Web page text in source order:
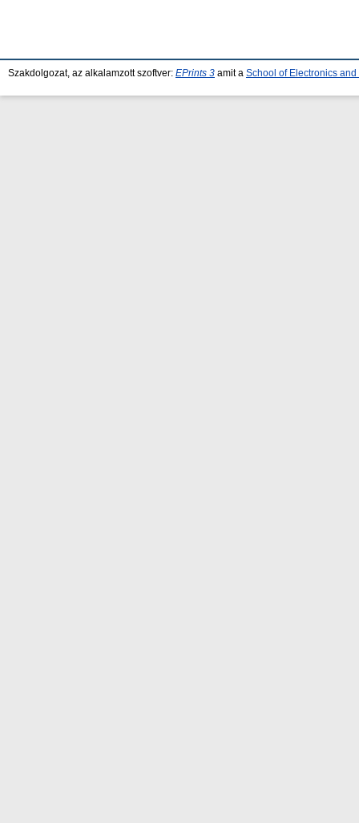
Szakdolgozat, az alkalamzott szoftver: EPrints 3 amit a School of Electronics